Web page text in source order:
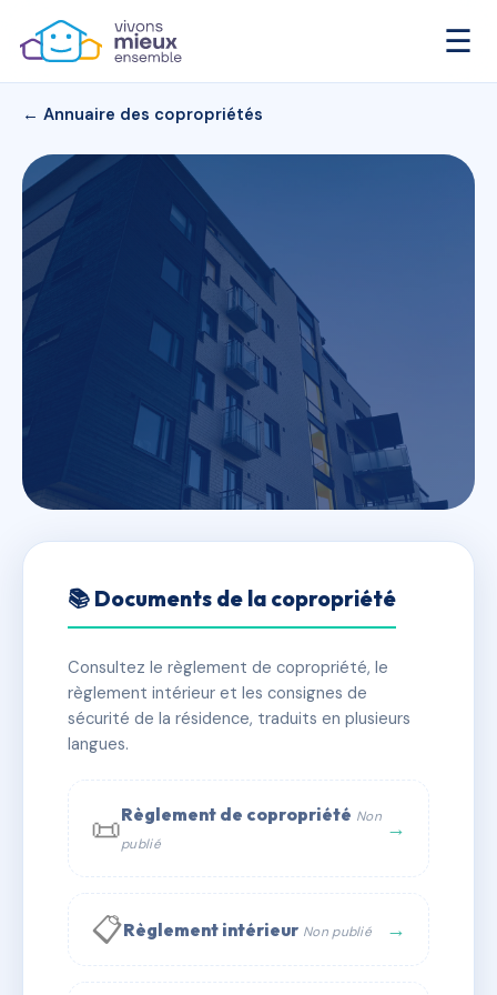
☰
← Annuaire des copropriétés
34 CARNOT
✓ Immatriculée 🏠 15 lots 🏗 2 bâtiment(s)
📞 Contacter Syndic Digital
📚 Documents de la copropriété
Consultez le règlement de copropriété, le
règlement intérieur et les consignes de
sécurité de la résidence, traduits en plusieurs
langues.
📜Règlement de copropriété Non
publié
→
📋Règlement intérieur Non publié →